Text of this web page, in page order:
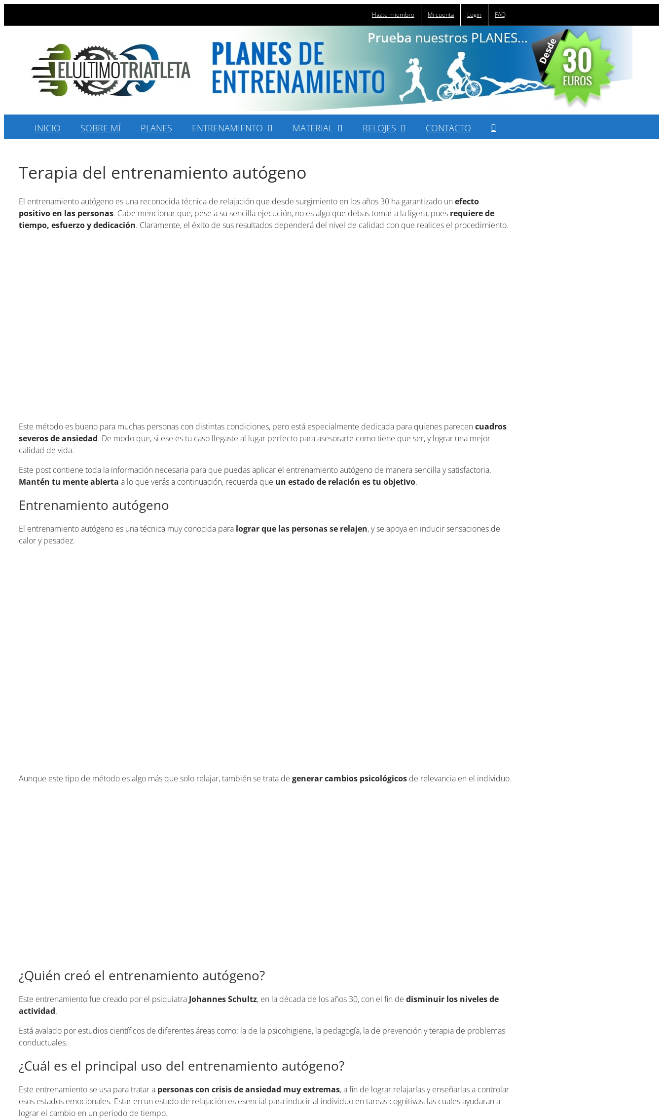
Hazte miembro Mi cuenta Login FAQ
INICIO SOBRE MÍ PLANES ENTRENAMIENTO MATERIAL RELOJES CONTACTO
Terapia del entrenamiento autógeno
El entrenamiento autógeno es una reconocida técnica de relajación que desde surgimiento en los años 30 ha garantizado unefecto
positivo en las personas. Cabe mencionar que, pese a su sencilla ejecución, no es algo que debas tomar a la ligera, pues requiere de
tiempo, esfuerzo y dedicación. Claramente, el éxito de sus resultados dependerá del nivel de calidad con que realices el procedimiento.
Este método es bueno para muchas personas con distintas condiciones, pero está especialmente dedicada para quienes parecencuadros
severos de ansiedad. De modo que, si ese es tu caso llegaste al lugar perfecto para asesorarte como tiene que ser, y lograr una mejor
calidad de vida.
Este post contiene toda la información necesaria para que puedas aplicar el entrenamiento autógeno de manera sencilla y satisfactoria.
Mantén tu mente abierta a lo que verás a continuación, recuerda que un estado de relación es tu objetivo.
Entrenamiento autógeno
El entrenamiento autógeno es una técnica muy conocida para lograr que las personas se relajen, y se apoya en inducir sensaciones de
calor y pesadez.
Aunque este tipo de método es algo más que solo relajar, también se trata de generar cambios psicológicos de relevancia en el individuo.
¿Quién creó el entrenamiento autógeno?
Este entrenamiento fue creado por el psiquiatra Johannes Schultz, en la década de los años 30, con el fin de disminuir los niveles de
actividad.
Está avalado por estudios científicos de diferentes áreas como: la de la psicohigiene, la pedagogía, la de prevención y terapia de problemas
conductuales.
¿Cuál es el principal uso del entrenamiento autógeno?
Este entrenamiento se usa para tratar a personas con crisis de ansiedad muy extremas, a fin de lograr relajarlas y enseñarlas a controlar
esos estados emocionales. Estar en un estado de relajación es esencial para inducir al individuo en tareas cognitivas, las cuales ayudaran a
lograr el cambio en un periodo de tiempo.